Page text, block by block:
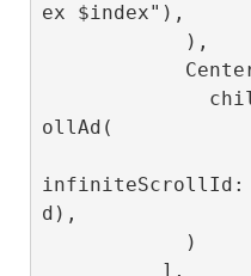
ex $index"),
ollAd(
d),